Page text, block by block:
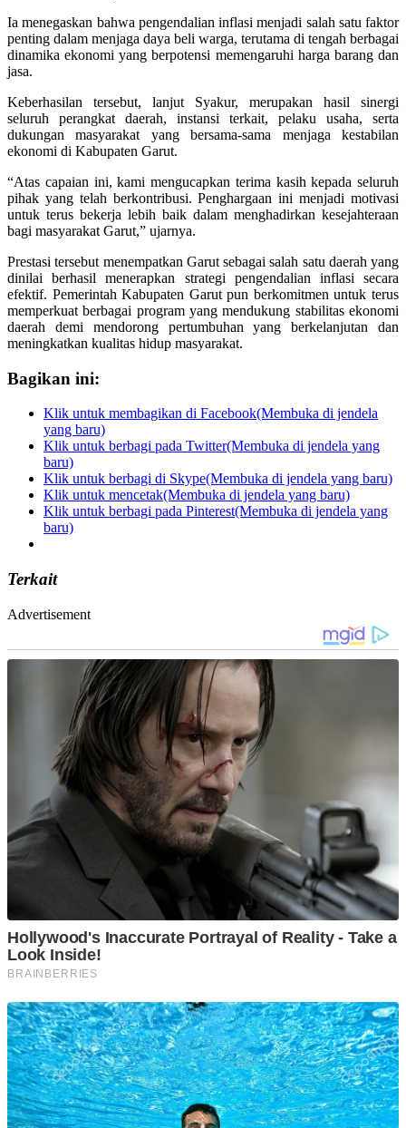
Ia menegaskan bahwa pengendalian inflasi menjadi salah satu faktor
penting dalam menjaga daya beli warga, terutama di tengah berbagai
dinamika ekonomi yang berpotensi memengaruhi harga barang dan
jasa.
Keberhasilan tersebut, lanjut Syakur, merupakan hasil sinergi
seluruh perangkat daerah, instansi terkait, pelaku usaha, serta
dukungan masyarakat yang bersama-sama menjaga kestabilan
ekonomi di Kabupaten Garut.
“Atas capaian ini, kami mengucapkan terima kasih kepada seluruh
pihak yang telah berkontribusi. Penghargaan ini menjadi motivasi
untuk terus bekerja lebih baik dalam menghadirkan kesejahteraan
bagi masyarakat Garut,” ujarnya.
Prestasi tersebut menempatkan Garut sebagai salah satu daerah yang
dinilai berhasil menerapkan strategi pengendalian inflasi secara
efektif. Pemerintah Kabupaten Garut pun berkomitmen untuk terus
memperkuat berbagai program yang mendukung stabilitas ekonomi
daerah demi mendorong pertumbuhan yang berkelanjutan dan
meningkatkan kualitas hidup masyarakat.
Bagikan ini:
Klik untuk membagikan di Facebook(Membuka di jendela
yang baru)
Klik untuk berbagi pada Twitter(Membuka di jendela yang
baru)
Klik untuk berbagi di Skype(Membuka di jendela yang baru)
Klik untuk mencetak(Membuka di jendela yang baru)
Klik untuk berbagi pada Pinterest(Membuka di jendela yang
baru)
Terkait
Advertisement